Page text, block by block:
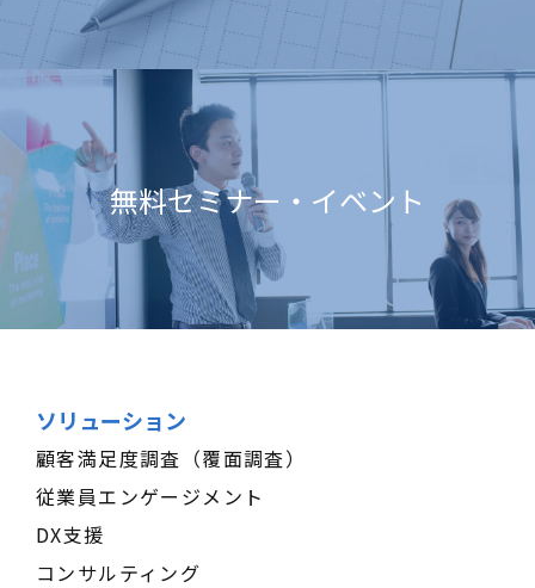
無料セミナー・イベント
ソリューション
顧客満足度調査（覆面調査）
従業員エンゲージメント
DX支援
コンサルティング